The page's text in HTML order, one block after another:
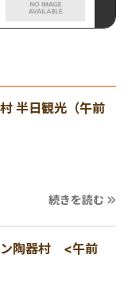
半日観光（午前
続きを読む
ン陶器村 <午前